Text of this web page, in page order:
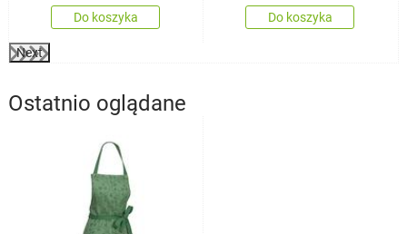
Do koszyka Do koszyka
Next
Ostatnio oglądane